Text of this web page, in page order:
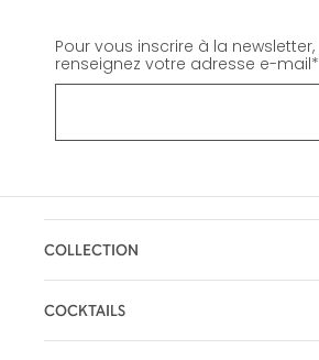
Pour vous inscrire à la newsletter,
renseignez votre adresse e-mail*
COLLECTION
COCKTAILS